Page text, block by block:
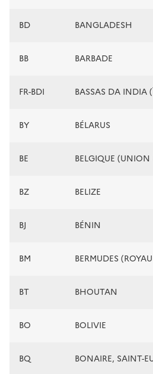
BD BANGLADESH
BB BARBADE
FR-BDI BASSAS DA INDIA
BY BÉLARUS
BE BELGIQUE (UNION
BZ BELIZE
BJ BÉNIN
BM BERMUDES
BT BHOUTAN
BO BOLIVIE
BQ BONAIRE, SAINT-